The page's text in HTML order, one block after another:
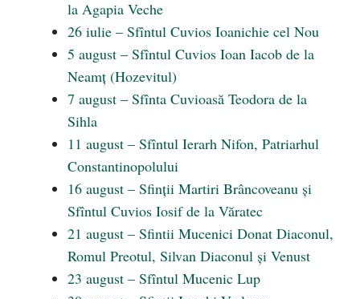
la Agapia Veche
26 iulie – Sfîntul Cuvios Ioanichie cel Nou
5 august – Sfîntul Cuvios Ioan Iacob de la
Neamţ (Hozevitul)
7 august – Sfînta Cuvioasă Teodora de la
Sihla
11 august – Sfîntul Ierarh Nifon, Patriarhul
Constantinopolului
16 august – Sfinții Martiri Brâncoveanu și
Sfîntul Cuvios Iosif de la Văratec
21 august – Sfintii Mucenici Donat Diaconul,
Romul Preotul, Silvan Diaconul și Venust
23 august – Sfîntul Mucenic Lup